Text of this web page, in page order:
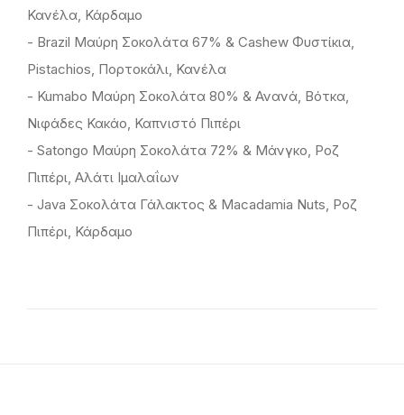
Κανέλα, Κάρδαμο
- Brazil Μαύρη Σοκολάτα 67% & Cashew Φυστίκια,
Pistachios, Πορτοκάλι, Κανέλα
- Kumabo Μαύρη Σοκολάτα 80% & Ανανά, Βότκα,
Νιφάδες Κακάο, Καπνιστό Πιπέρι
- Satongo Μαύρη Σοκολάτα 72% & Μάνγκο, Ροζ
Πιπέρι, Αλάτι Ιμαλαΐων
- Java Σοκολάτα Γάλακτος & Macadamia Nuts, Ροζ
Πιπέρι, Κάρδαμο